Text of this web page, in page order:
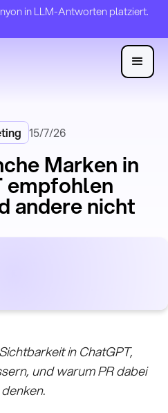
in LLM-Antworten platziert.
15/7/26
Marken in
empfohlen
andere nicht
in ChatGPT,
und warum PR dabei